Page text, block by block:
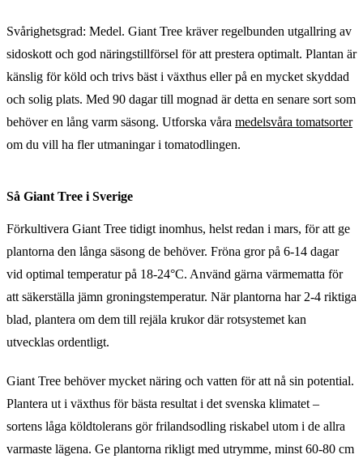
Svårighetsgrad: Medel. Giant Tree kräver regelbunden utgallring av
sidoskott och god näringstillförsel för att prestera optimalt. Plantan är
känslig för köld och trivs bäst i växthus eller på en mycket skyddad
och solig plats. Med 90 dagar till mognad är detta en senare sort som
behöver en lång varm säsong. Utforska våra medelsvåra tomatsorter
om du vill ha fler utmaningar i tomatodlingen.
Så Giant Tree i Sverige
Förkultivera Giant Tree tidigt inomhus, helst redan i mars, för att ge
plantorna den långa säsong de behöver. Fröna gror på 6-14 dagar
vid optimal temperatur på 18-24°C. Använd gärna värmematta för
att säkerställa jämn groningstemperatur. När plantorna har 2-4 riktiga
blad, plantera om dem till rejäla krukor där rotsystemet kan
utvecklas ordentligt.
Giant Tree behöver mycket näring och vatten för att nå sin potential.
Plantera ut i växthus för bästa resultat i det svenska klimatet –
sortens låga köldtolerans gör frilandsodling riskabel utom i de allra
varmaste lägena. Ge plantorna rikligt med utrymme, minst 60-80 cm